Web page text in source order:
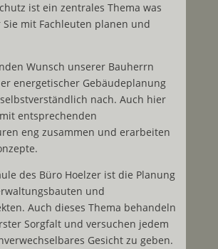
ist ein zentrales Thema was
mit Fachleuten planen und
Wunsch unserer Bauherrn
energetischer Gebäudeplanung
nach. Auch hier
entsprechenden
eng zusammen und erarbeiten
des Büro Hoelzer ist die Planung
und
Auch dieses Thema behandeln
Sorgfalt und versuchen jedem
Gesicht zu geben.